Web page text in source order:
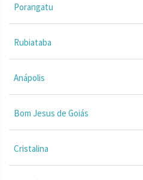
Porangatu
Rubiataba
Anápolis
Bom Jesus de Goiás
Cristalina